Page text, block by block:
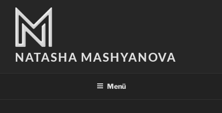
springen
NATASHA MASHYANOVA
Menü